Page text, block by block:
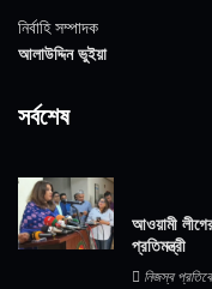
নির্বাহি সম্পাদক
আলাউদ্দিন ভুইয়া
সর্বশেষ
আওয়ামী
প্রতিমন্ত্রী
নিজস্ব